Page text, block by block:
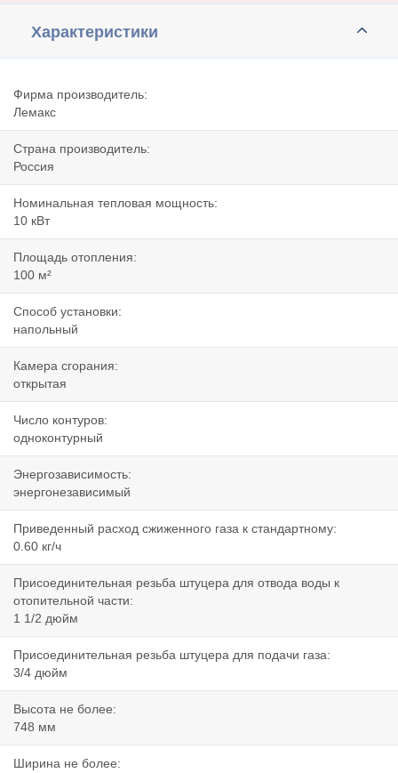
Характеристики
Фирма производитель:
Лемакс
Страна производитель:
Россия
Номинальная тепловая мощность:
10 кВт
Площадь отопления:
100 м²
Способ установки:
напольный
Камера сгорания:
открытая
Число контуров:
одноконтурный
Энергозависимость:
энергонезависимый
Приведенный расход сжиженного газа к стандартному:
0.60 кг/ч
Присоединительная резьба штуцера для отвода воды к
отопительной части:
1 1/2 дюйм
Присоединительная резьба штуцера для подачи газа:
3/4 дюйм
Высота не более:
748 мм
Ширина не более: